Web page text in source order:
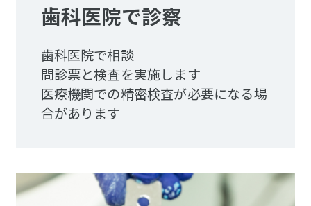
歯科医院で診察
歯科医院で相談
問診票と検査を実施します
医療機関での精密検査が必要になる場
合があります